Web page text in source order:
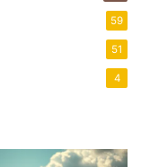
59
51
4